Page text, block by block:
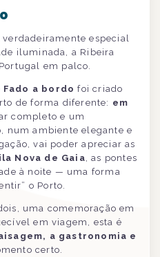
especial
iluminada, a Ribeira
em palco.
a bordo foi criado
de forma diferente: em
completo e um
num ambiente elegante e
vai poder apreciar as
Nova de Gaia , as pontes
à noite — uma forma
o Porto.
uma comemoração em
em viagem, esta é
a gastronomia e
certo.